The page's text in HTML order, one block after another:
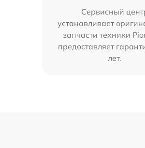
Сервисный
устанавливает
запчасти техники
предоставляет
лет.